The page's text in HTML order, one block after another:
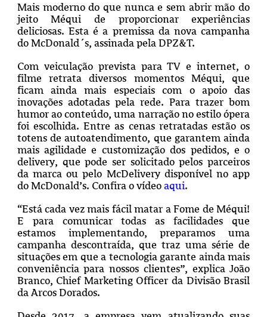
Mais moderno do que nunca e sem abrir mão do
jeito Méqui de proporcionar experiências
deliciosas. Esta é a premissa da nova campanha
do McDonald´s, assinada pela DPZ&T.
Com veiculação prevista para TV e internet, o
filme retrata diversos momentos Méqui, que
ficam ainda mais especiais com o apoio das
inovações adotadas pela rede. Para trazer bom
humor ao conteúdo, uma narração no estilo ópera
foi escolhida. Entre as cenas retratadas estão os
totens de autoatendimento, que garantem ainda
mais agilidade e customização dos pedidos, e o
delivery, que pode ser solicitado pelos parceiros
da marca ou pelo McDelivery disponível no app
do McDonald’s. Confira o vídeo aqui.
“Está cada vez mais fácil matar a Fome de Méqui!
E para comunicar todas as facilidades que
estamos implementando, preparamos uma
campanha descontraída, que traz uma série de
situações em que a tecnologia garante ainda mais
conveniência para nossos clientes”, explica João
Branco, Chief Marketing Officer da Divisão Brasil
da Arcos Dorados.